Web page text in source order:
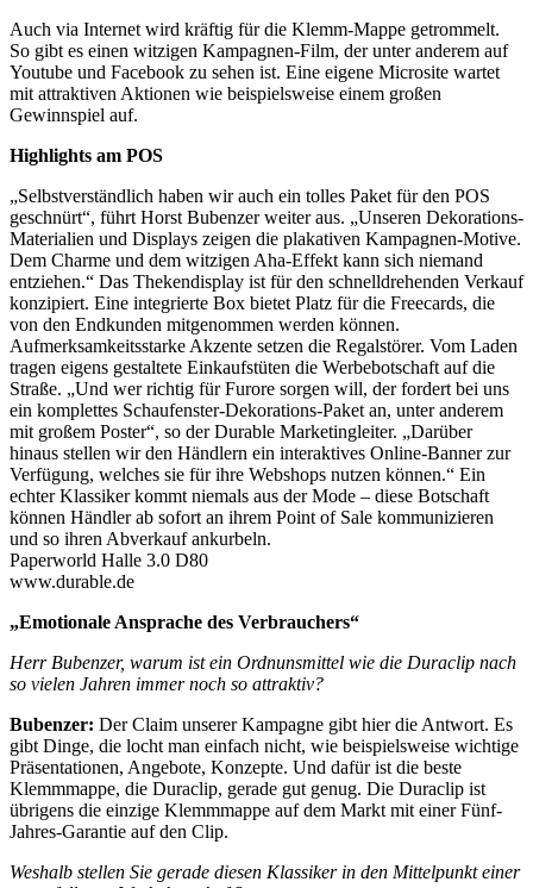
Auch via Internet wird kräftig für die Klemm-Mappe getrommelt.
So gibt es einen witzigen Kampagnen-Film, der unter anderem auf
Youtube und Facebook zu sehen ist. Eine eigene Microsite wartet
mit attraktiven Aktionen wie beispielsweise einem großen
Gewinnspiel auf.
Highlights am POS
„Selbstverständlich haben wir auch ein tolles Paket für den POS
geschnürt“, führt Horst Bubenzer weiter aus. „Unseren Dekorations-
Materialien und Displays zeigen die plakativen Kampagnen-Motive.
Dem Charme und dem witzigen Aha-Effekt kann sich niemand
entziehen.“ Das Thekendisplay ist für den schnelldrehenden Verkauf
konzipiert. Eine integrierte Box bietet Platz für die Freecards, die
von den Endkunden mitgenommen werden können.
Aufmerksamkeitsstarke Akzente setzen die Regalstörer. Vom Laden
tragen eigens gestaltete Einkaufstüten die Werbebotschaft auf die
Straße. „Und wer richtig für Furore sorgen will, der fordert bei uns
ein komplettes Schaufenster-Dekorations-Paket an, unter anderem
mit großem Poster“, so der Durable Marketingleiter. „Darüber
hinaus stellen wir den Händlern ein interaktives Online-Banner zur
Verfügung, welches sie für ihre Webshops nutzen können.“ Ein
echter Klassiker kommt niemals aus der Mode – diese Botschaft
können Händler ab sofort an ihrem Point of Sale kommunizieren
und so ihren Abverkauf ankurbeln.
Paperworld Halle 3.0 D80
www.durable.de
„Emotionale Ansprache des Verbrauchers“
Herr Bubenzer, warum ist ein Ordnunsmittel wie die Duraclip nach
so vielen Jahren immer noch so attraktiv?
Bubenzer: Der Claim unserer Kampagne gibt hier die Antwort. Es
gibt Dinge, die locht man einfach nicht, wie beispielsweise wichtige
Präsentationen, Angebote, Konzepte. Und dafür ist die beste
Klemmmappe, die Duraclip, gerade gut genug. Die Duraclip ist
übrigens die einzige Klemmmappe auf dem Markt mit einer Fünf-
Jahres-Garantie auf den Clip.
Weshalb stellen Sie gerade diesen Klassiker in den Mittelpunkt einer